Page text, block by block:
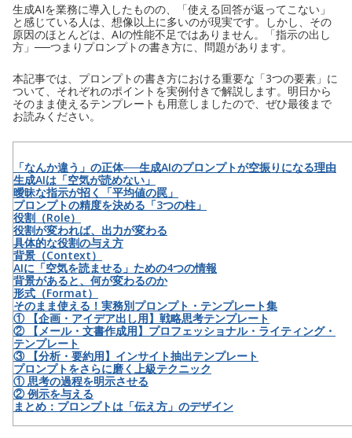
生成AIを業務に導入したものの、「使える回答が返ってこない」
と感じている人は、想像以上に多いのが現実です。しかし、その
原因のほとんどは、AIの性能不足ではありません。「指示の出し
方」──つまりプロンプトの書き方に、問題があります。
本記事では、プロンプトの書き方における重要な「3つの要素」に
ついて、それぞれのポイントを実例付きで解説します。明日から
そのまま使えるテンプレートも用意しましたので、ぜひ最後まで
お読みください。
「なんか違う」の正体──生成AIのプロンプトが空振りになる理由
生成AIは「空気が読めない」
曖昧な指示が招く「平均値の罠」
プロンプトの精度を決める「3つの柱」
役割（Role）
役割が変われば、出力が変わる
具体的な役割の与え方
背景（Context）
AIに「空気を読ませる」ための4つの情報
背景があると、何が変わるのか
形式（Format）
そのまま使える！実務別プロンプト・テンプレート集
① 【企画・アイデア出し用】戦略思考テンプレート
② 【メール・文書作成用】プロフェッショナル・ライティング・
テンプレート
③ 【分析・要約用】インサイト抽出テンプレート
プロンプトをさらに磨く上級テクニック
① 思考の過程を明示させる
② 例示を与える
まとめ：プロンプトは「伝え方」のデザイン